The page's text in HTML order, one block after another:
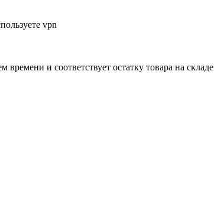
vpn
времени и соответствует остатку товара на складе